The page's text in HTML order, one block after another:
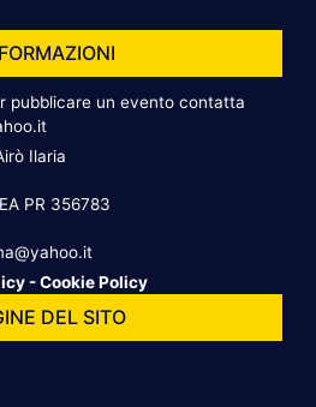
pubblicare un evento contatta
Ilaria
PR 356783
-Cookie Policy
DEL SITO